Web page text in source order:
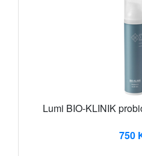
Lumi BIO-KLINIK
750